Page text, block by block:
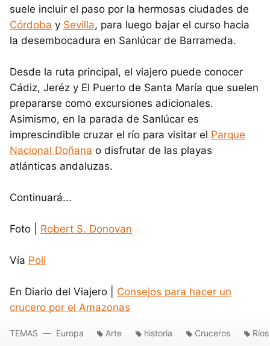
suele incluir el paso por la hermosas ciudades de
Córdoba y Sevilla, para luego bajar el curso hacia
la desembocadura en Sanlúcar de Barrameda.
Desde la ruta principal, el viajero puede conocer
Cádiz, Jeréz y El Puerto de Santa María que suelen
prepararse como excursiones adicionales.
Asimismo, en la parada de Sanlúcar es
imprescindible cruzar el río para visitar el Parque
Nacional Doñana o disfrutar de las playas
atlánticas andaluzas.
Continuará...
Foto | Robert S. Donovan
Vía Poli
En Diario del Viajero | Consejos para hacer un
crucero por el Amazonas
TEMAS Europa Arte historia Cruceros Ríos